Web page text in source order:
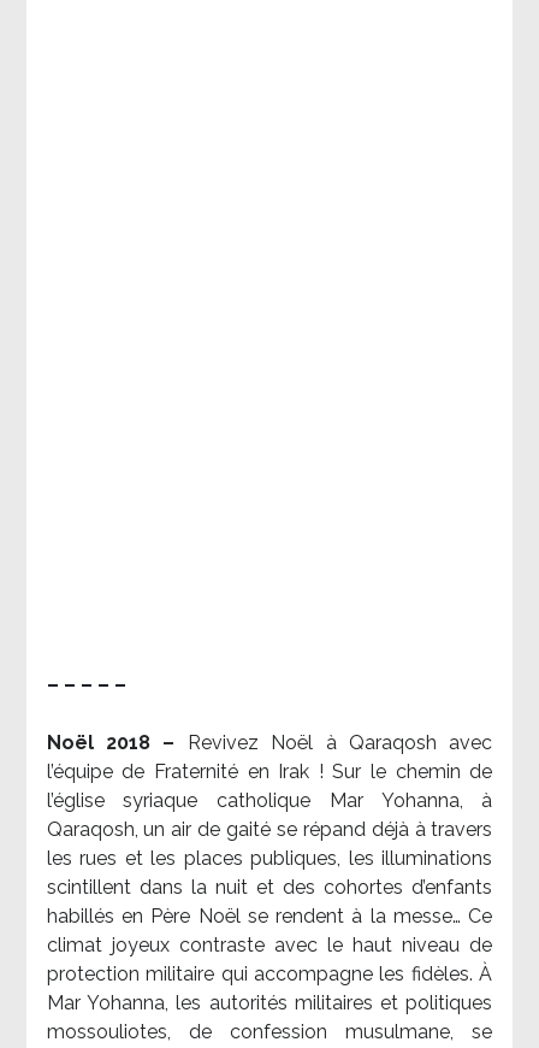
– – – – –
Noël 2018 –
Revivez Noël à Qaraqosh avec
l’équipe de Fraternité en Irak ! Sur le chemin de
l’église syriaque catholique Mar Yohanna, à
Qaraqosh, un air de gaité se répand déjà à travers
les rues et les places publiques, les illuminations
scintillent dans la nuit et des cohortes d’enfants
habillés en Père Noël se rendent à la messe… Ce
climat joyeux contraste avec le haut niveau de
protection militaire qui accompagne les fidèles. À
Mar Yohanna, les autorités militaires et politiques
mossouliotes, de confession musulmane, se